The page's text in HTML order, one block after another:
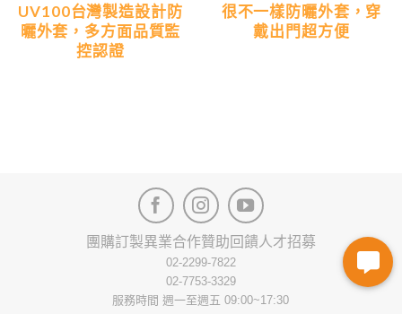
UV100台灣製造設計防
曬外套，多方面品質監
控認證
很不一樣防曬外套，穿
戴出門超方便
團購訂製異業合作贊助回饋人才招募
02-2299-7822
02-7753-3329
服務時間 週一至週五 09:00~17:30